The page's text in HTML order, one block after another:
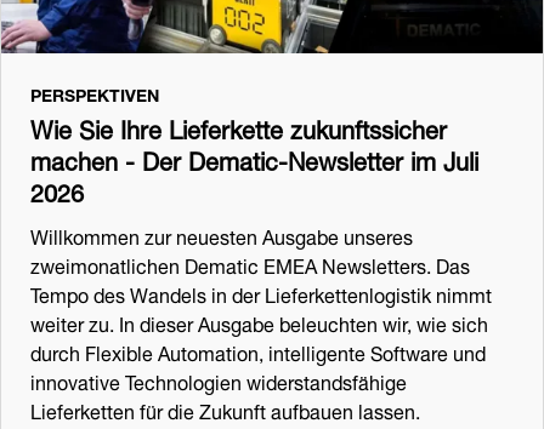
PERSPEKTIVEN
Wie Sie Ihre Lieferkette zukunftssicher
machen - Der Dematic-Newsletter im Juli
2026
Willkommen zur neuesten Ausgabe unseres
zweimonatlichen Dematic EMEA Newsletters. Das
Tempo des Wandels in der Lieferkettenlogistik nimmt
weiter zu. In dieser Ausgabe beleuchten wir, wie sich
durch Flexible Automation, intelligente Software und
innovative Technologien widerstandsfähige
Lieferketten für die Zukunft aufbauen lassen.